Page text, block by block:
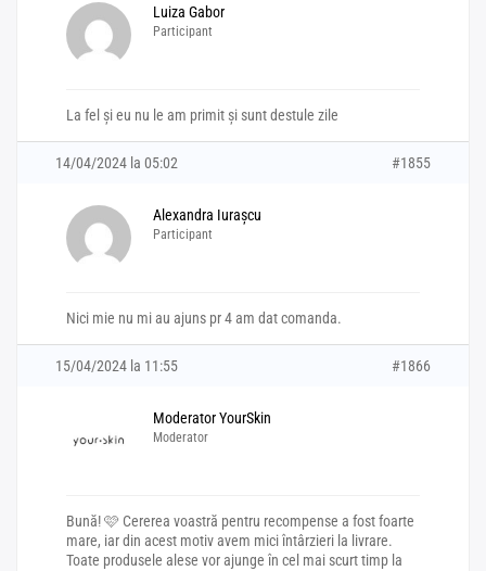
Luiza Gabor
Participant
La fel și eu nu le am primit și sunt destule zile
14/04/2024 la 05:02 #1855
Alexandra Iurașcu
Participant
Nici mie nu mi au ajuns pr 4 am dat comanda.
15/04/2024 la 11:55 #1866
Moderator YourSkin
Moderator
Bună! 🩷 Cererea voastră pentru recompense a fost foarte
mare, iar din acest motiv avem mici întârzieri la livrare.
Toate produsele alese vor ajunge în cel mai scurt timp la